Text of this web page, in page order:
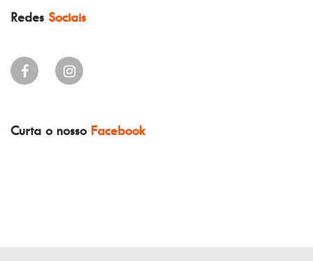
Redes Sociais
Curta o nosso Facebook